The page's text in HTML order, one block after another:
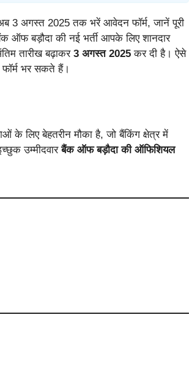
3 अगस्त 2025 तक भरें आवेदन फॉर्म, जानें पूरी
ऑफ बड़ौदा की नई भर्ती आपके लिए शानदार
तारीख बढ़ाकर 3 अगस्त 2025 कर दी है। ऐसे
भर सकते हैं।
के लिए बेहतरीन मौका है, जो बैंकिंग क्षेत्र में
उम्मीदवारबैंक ऑफ बड़ौदा की ऑफिशियल